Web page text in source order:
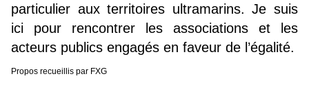
particulier aux territoires ultramarins. Je suis
ici pour rencontrer les associations et les
acteurs publics engagés en faveur de l’égalité.
Propos recueillis par FXG